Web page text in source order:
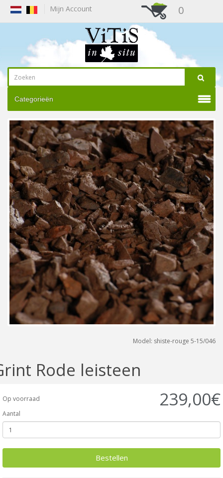
Mijn Account 0
Categorieën
Model: shiste-rouge 5-15/046
Rode leisteen
Op voorraad 239,00€
Aantal
Bestellen